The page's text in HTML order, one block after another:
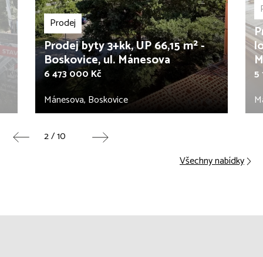
Prodej
Prodej byty 3+kk, UP 66,15 m² -
Boskovice, ul. Mánesova
6 473 000 Kč
Mánesova, Boskovice
5
2 / 10
Všechny nabídky